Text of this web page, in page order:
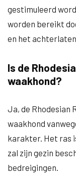
gestimuleerd
worden bereikt
en het
Is de
waakhond?
Ja, de Rhodesian
waakhond
karakter. Het ras
zal zijn gezin
bedreigingen.